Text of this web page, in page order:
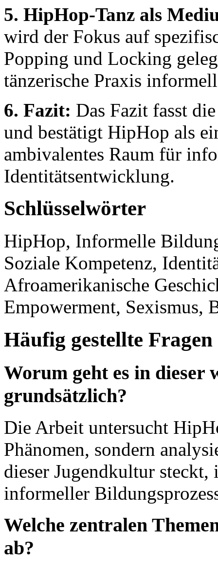
5. HipHop-Tanz als
wird der Fokus auf
Popping und Locking
tänzerische Praxis
6. Fazit: Das Fazit fasst
und bestätigt HipHop als
ambivalentes Raum für
Identitätsentwicklung.
Schlüsselwörter
HipHop, Informelle
Soziale Kompetenz,
Afroamerikanische
Empowerment, Sexismus,
Häufig gestellte Fragen
Worum geht es in dieser
grundsätzlich?
Die Arbeit untersucht
Phänomen, sondern
dieser Jugendkultur steckt,
informeller
Welche zentralen
ab?